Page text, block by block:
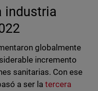
industria
globalmente
incremento
sanitarias. Con ese
a ser latercera